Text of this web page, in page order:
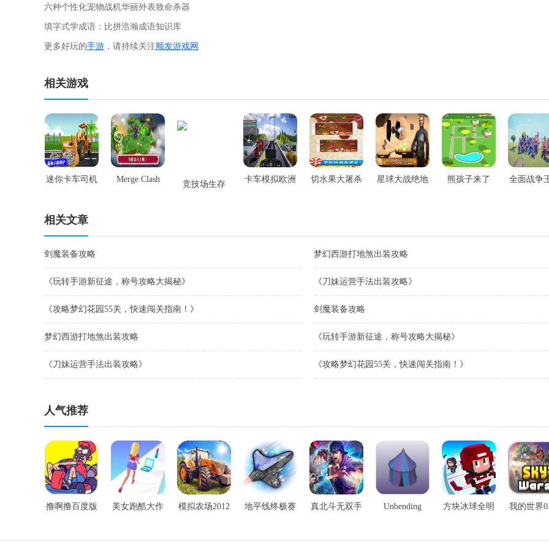
六种个性化宠物战机华丽外表致命杀器
填字式学成语：比拼浩瀚成语知识库
更多好玩的手游 ，请持续关注顺发游戏网
相关游戏
迷你卡车司机 Merge Clash
竞技场生存
卡车模拟欧洲 切水果大屠杀 星球大战绝地 熊孩子来了 全面战争
相关文章
剑魔装备攻略 梦幻西游打地煞出装攻略
《玩转手游新征途，称号攻略大揭秘》 《刀妹运营手法出装攻略》
《攻略梦幻花园55关，快速闯关指南！》 剑魔装备攻略
梦幻西游打地煞出装攻略 《玩转手游新征途，称号攻略大揭秘》
《刀妹运营手法出装攻略》 《攻略梦幻花园55关，快速闯关指南！》
人气推荐
撸啊撸百度版 美女跑酷大作 模拟农场2012 地平线终极赛 真北斗无双手 Unbending 方块冰球全明 我的世界